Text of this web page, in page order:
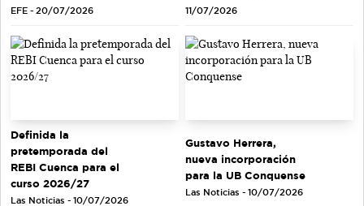
EFE - 20/07/2026
11/07/2026
Definida la
pretemporada del
REBI Cuenca para el
curso 2026/27
Las Noticias - 10/07/2026
Gustavo Herrera,
nueva incorporación
para la UB Conquense
Las Noticias - 10/07/2026